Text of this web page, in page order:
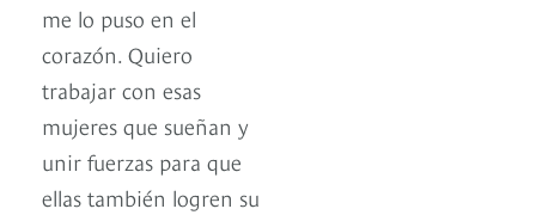
me lo puso en el
corazón. Quiero
trabajar con esas
mujeres que sueñan y
unir fuerzas para que
ellas también logren su